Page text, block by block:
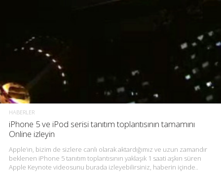
HABERLER
iPhone 5 ve iPod serisi tanıtım toplantısının tamamını
Online izleyin
Apple’ın, bizim de sizlere canlı olarak aktardığımız ve uzun zamandır
beklenen iPhone 5 tanıtım toplantısının yaklaşık 1 saati aşkın süren
Apple Keynote videosunu burada izleyebilirsiniz, haberin içinde..